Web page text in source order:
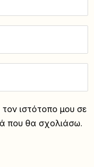
ιστότοπο μου σε
που θα σχολιάσω.